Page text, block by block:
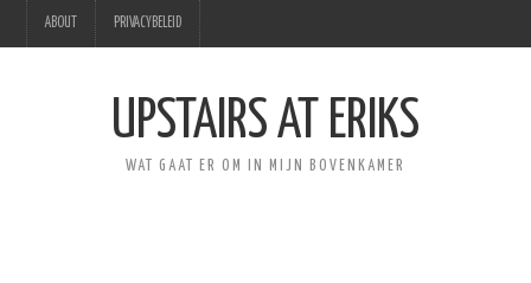
ABOUT PRIVACYBELEID
UPSTAIRS AT ERIKS
WAT GAAT ER OM IN MIJN BOVENKAMER